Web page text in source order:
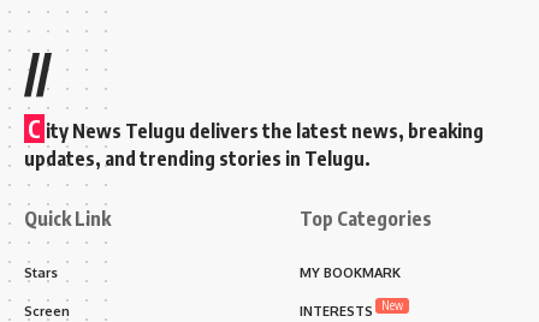
//
C ity News Telugu delivers the latest news, breaking
updates, and trending stories in Telugu.
Quick Link
Stars
Screen
Top Categories
MY BOOKMARK
INTERESTS New